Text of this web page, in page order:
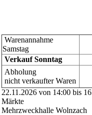
Warenannahme
Samstag
Verkauf Sonntag
Abholung
nicht verkaufter Waren
22.11.2026 von 14:00 bis
Märkte
Mehrzweckhalle Wolnzach